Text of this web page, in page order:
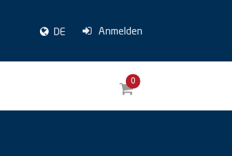
DE Anmelden
0